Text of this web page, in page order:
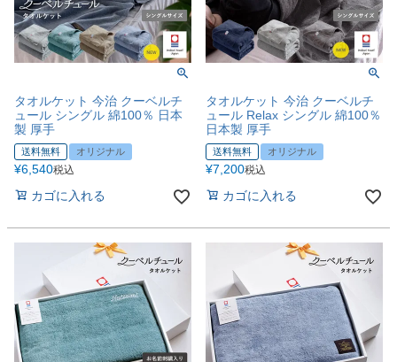
タオルケット 今治 クーベルチ
ュール シングル 綿100％ 日本
製 厚手
送料無料 オリジナル
¥6,540税込
カゴに入れる
タオルケット 今治 クーベルチ
ュール Relax シングル 綿100％
日本製 厚手
送料無料 オリジナル
¥7,200税込
カゴに入れる